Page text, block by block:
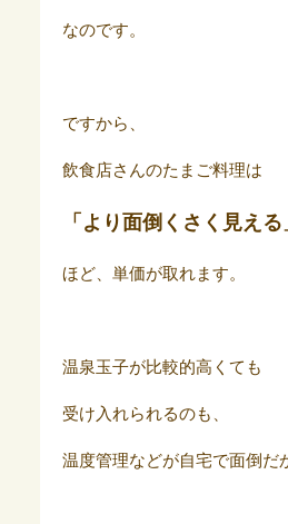
なのです。
ですから、
飲食店さんのたまご料理は
「より面倒くさく見える
ほど、単価が取れます。
温泉玉子が比較的高くても
受け入れられるのも、
温度管理などが自宅で面倒だ